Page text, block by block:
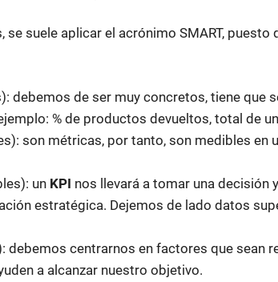
se suele aplicar el acrónimo SMART, puesto
debemos de ser muy concretos, tiene que
% de productos devueltos, total de
son métricas, por tanto, son medibles en
un KPI nos llevará a tomar una
estratégica. Dejemos de lado datos
debemos centrarnos en factores que sean
a alcanzar nuestro objetivo.